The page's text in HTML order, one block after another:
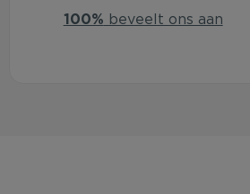
100% beveelt ons aan